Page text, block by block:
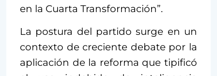
en la Cuarta Transformación”.
La postura del partido surge en un
contexto de creciente debate por la
aplicación de la reforma que tipificó